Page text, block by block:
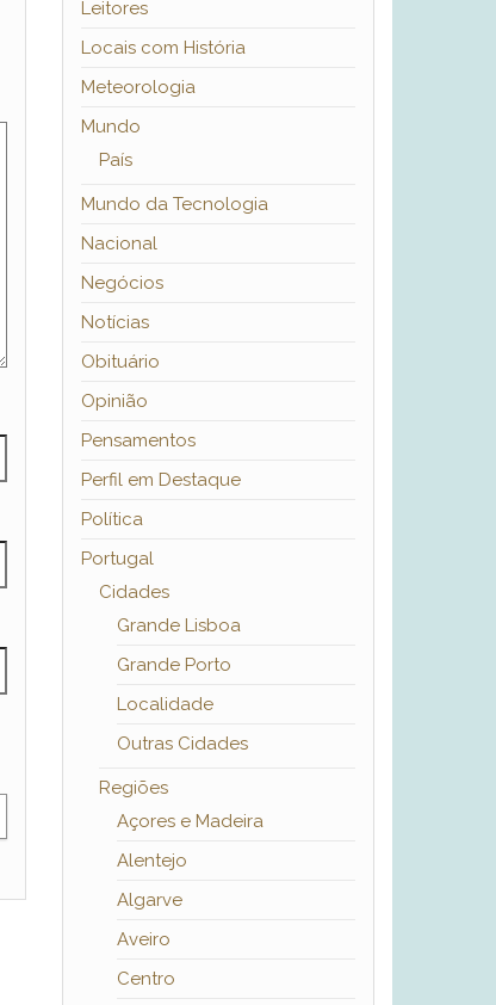
Leitores
Locais com História
Meteorologia
Mundo
País
Mundo da Tecnologia
Nacional
Negócios
Notícias
Obituário
Opinião
Pensamentos
Perfil em Destaque
Política
Portugal
Cidades
Grande Lisboa
Grande Porto
Localidade
Outras Cidades
Regiões
Açores e Madeira
Alentejo
Algarve
Aveiro
Centro